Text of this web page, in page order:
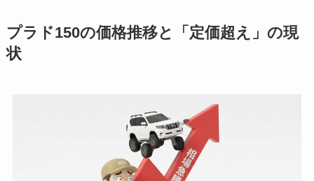
プラド150の価格推移と「定価超え」の現
状